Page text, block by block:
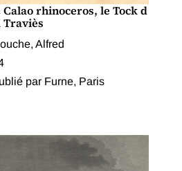
Calao rhinoceros, le Tock d
Traviès
Alfred
par Furne, Paris